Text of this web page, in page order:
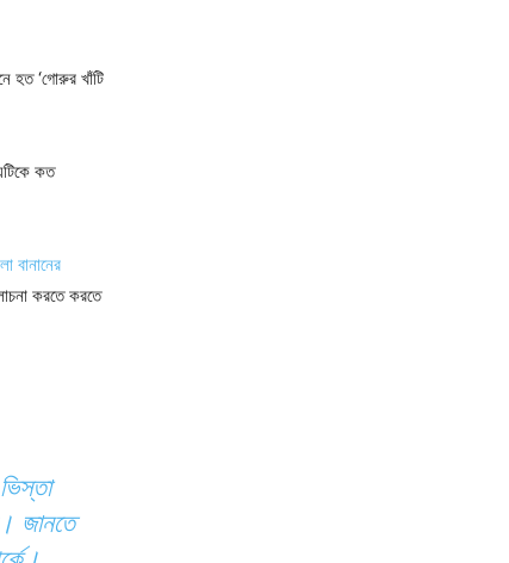
হত ‘গোরুর খাঁটি
কত
বানানের
করতে করতে
জানতে